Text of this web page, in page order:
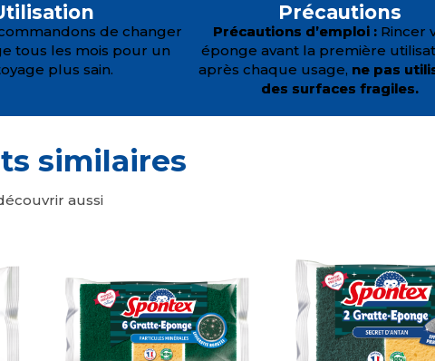
de changer
tous les mois pour un
plus sain.
Précautions
Précautions d’emploi : Rincer
éponge avant la première
après chaque usage, ne pas
des surfaces fragiles.
similaires
aussi